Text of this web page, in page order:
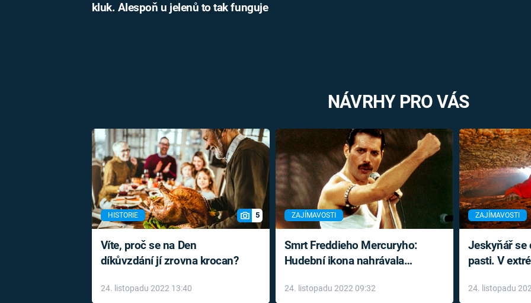
kluk. Alespoň u jelenů to tak funguje
NÁVRHY PRO VÁS
HISTORIE 5
Víte, proč se na Den
díkůvzdání jí zrovna krocan?
24. listopadu 2022 13:40
ZAJÍMAVOSTI
Smrt Freddieho Mercuryho:
Hudební ikona nahrávala
léky
24. listopadu 2022 09:32
ZAJÍMAVOSTI
Jeskyňář se
pasti. V
24. listopadu